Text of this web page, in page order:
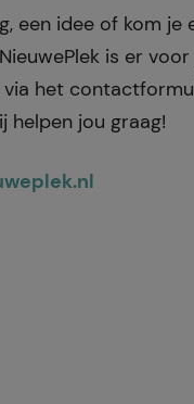
een idee of kom je
is er
het
helpen jou graag!